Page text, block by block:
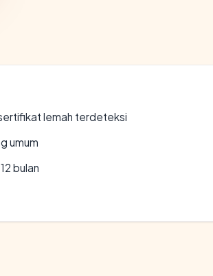
lemah terdeteksi
umum
bulan